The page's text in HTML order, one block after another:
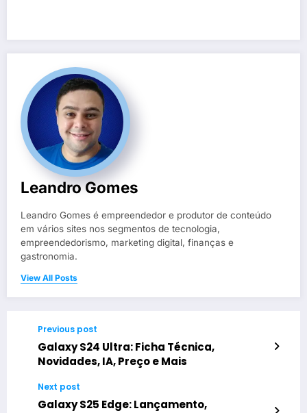
Leandro Gomes
Leandro Gomes é empreendedor e produtor de conteúdo
em vários sites nos segmentos de tecnologia,
empreendedorismo, marketing digital, finanças e
gastronomia.
View All Posts
Previous post
Galaxy S24 Ultra: Ficha Técnica,
Novidades, IA, Preço e Mais
Next post
Galaxy S25 Edge: Lançamento,